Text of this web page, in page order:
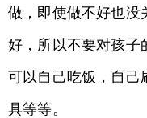
做，即使做不好也没
好，所以不要对孩子
可以自己吃饭，自己
具等等。